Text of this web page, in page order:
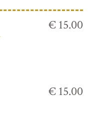
€ 15.00
€ 15.00